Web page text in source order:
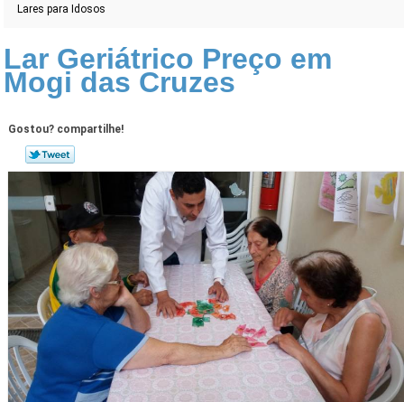
Lares para Idosos
Lar Geriátrico Preço em
Mogi das Cruzes
Gostou? compartilhe!